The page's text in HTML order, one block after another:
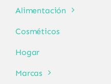
Alimentación
Cosméticos
Hogar
Marcas